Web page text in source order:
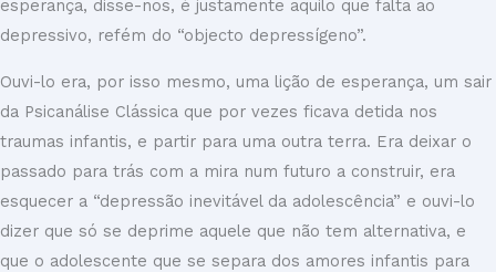
esperança, disse-nos, é justamente aquilo que falta ao
depressivo, refém do “objecto depressígeno”.
Ouvi-lo era, por isso mesmo, uma lição de esperança, um sair
da Psicanálise Clássica que por vezes ficava detida nos
traumas infantis, e partir para uma outra terra. Era deixar o
passado para trás com a mira num futuro a construir, era
esquecer a “depressão inevitável da adolescência” e ouvi-lo
dizer que só se deprime aquele que não tem alternativa, e
que o adolescente que se separa dos amores infantis para